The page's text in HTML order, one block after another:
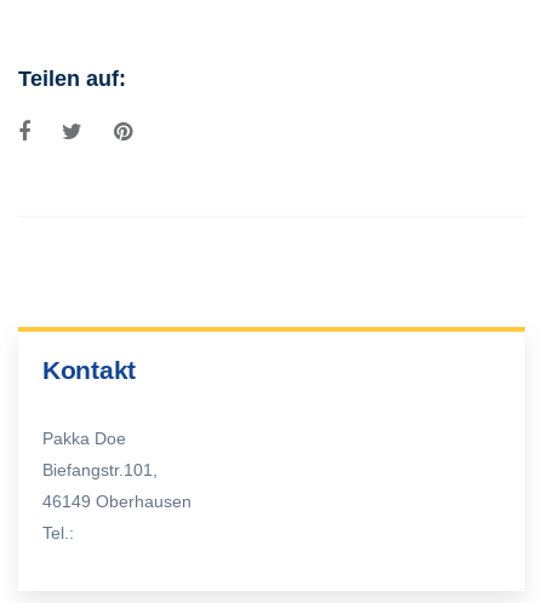
Teilen auf:
Kontakt
Pakka Doe
Biefangstr.101,
46149 Oberhausen
Tel.: